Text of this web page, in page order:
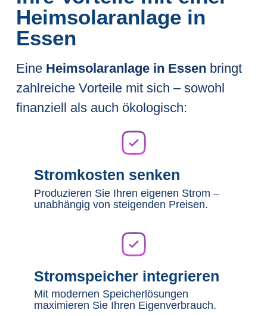
Heimsolaranlage in
Essen
Eine Heimsolaranlage in Essen bringt
zahlreiche Vorteile mit sich – sowohl
finanziell als auch ökologisch:
Stromkosten senken
Produzieren Sie Ihren eigenen Strom –
unabhängig von steigenden Preisen.
Stromspeicher integrieren
Mit modernen Speicherlösungen
maximieren Sie Ihren Eigenverbrauch.